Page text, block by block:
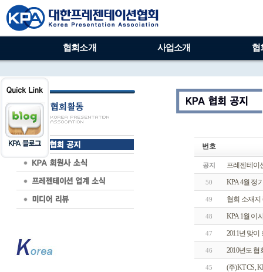
협회소개 사업소개 협
번호
공지 프레젠테이
50 KPA 4월 정
49 협회 소재지
48 KPA 1월 이
47 2011년 맞
46 2010년도
45 (주)KT CS,